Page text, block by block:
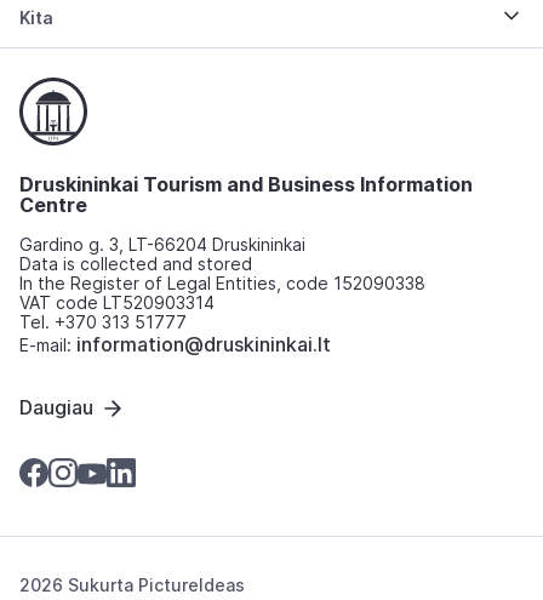
Kita
Druskininkai Tourism and Business Information
Centre
Gardino g. 3, LT-66204 Druskininkai
Data is collected and stored
In the Register of Legal Entities, code 152090338
VAT code LT520903314
Tel. +370 313 51777
E-mail: information@druskininkai.lt
Daugiau
2026 Sukurta PictureIdeas